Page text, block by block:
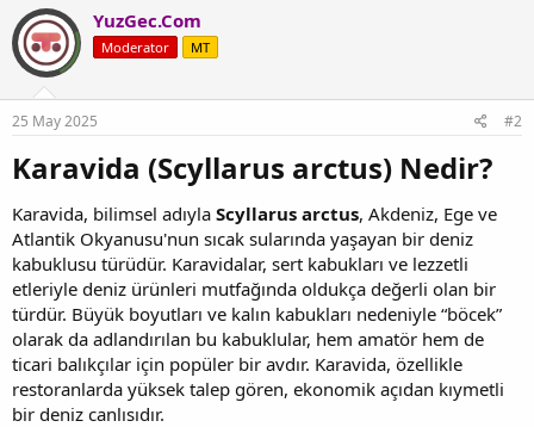
YuzGec.Com
Moderator MT
25 May 2025 #2
Karavida (Scyllarus arctus) Nedir?​
Karavida, bilimsel adıyla Scyllarus arctus, Akdeniz, Ege ve
Atlantik Okyanusu'nun sıcak sularında yaşayan bir deniz
kabuklusu türüdür. Karavidalar, sert kabukları ve lezzetli
etleriyle deniz ürünleri mutfağında oldukça değerli olan bir
türdür. Büyük boyutları ve kalın kabukları nedeniyle “böcek”
olarak da adlandırılan bu kabuklular, hem amatör hem de
ticari balıkçılar için popüler bir avdır. Karavida, özellikle
restoranlarda yüksek talep gören, ekonomik açıdan kıymetli
bir deniz canlısıdır.